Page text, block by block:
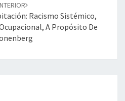
Racismo Sistémico,
A Propósito De